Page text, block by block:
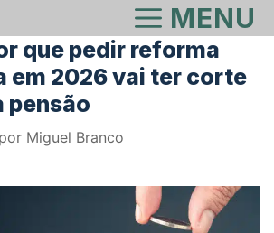
MENU
que pedir reforma
em 2026 vai ter corte
pensão
por Miguel Branco